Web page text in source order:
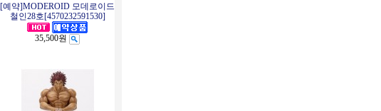
[예약]MODEROID 모데로이드
철인28호[4570232591530]
35,500원